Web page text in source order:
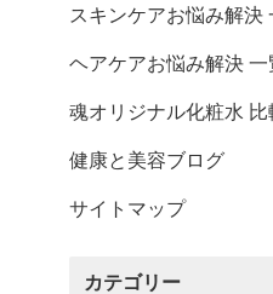
その他ご案内
会員マイページ
新規会員登録
会員ランクについて
お気に入りリスト
ID/パスワードが分か
スキンケアお悩み解決
ヘアケアお悩み解決 一
魂オリジナル化粧水 比
健康と美容ブログ
サイトマップ
カテゴリー